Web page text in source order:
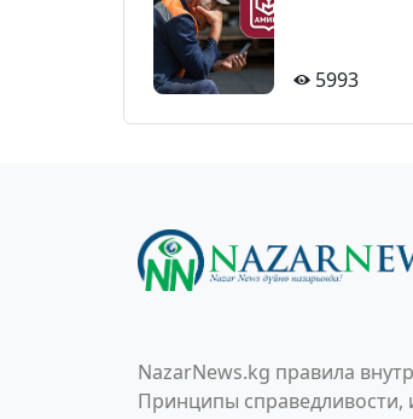
5993
NazarNews.kg правила
Принципы справедливости,